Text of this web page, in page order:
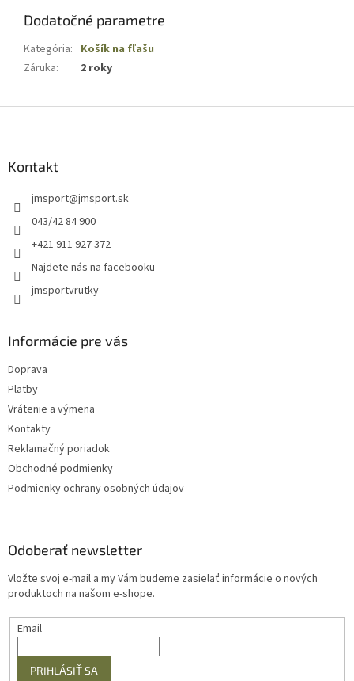
Dodatočné parametre
Kategória: Košík na fľašu
Záruka: 2 roky
Kontakt
jmsport@jmsport.sk
043/42 84 900
+421 911 927 372
Najdete nás na facebooku
jmsportvrutky
Informácie pre vás
Doprava
Platby
Vrátenie a výmena
Kontakty
Reklamačný poriadok
Obchodné podmienky
Podmienky ochrany osobných údajov
Odoberať newsletter
Vložte svoj e-mail a my Vám budeme zasielať informácie o nových
produktoch na našom e-shope.
Email
PRIHLÁSIŤ SA